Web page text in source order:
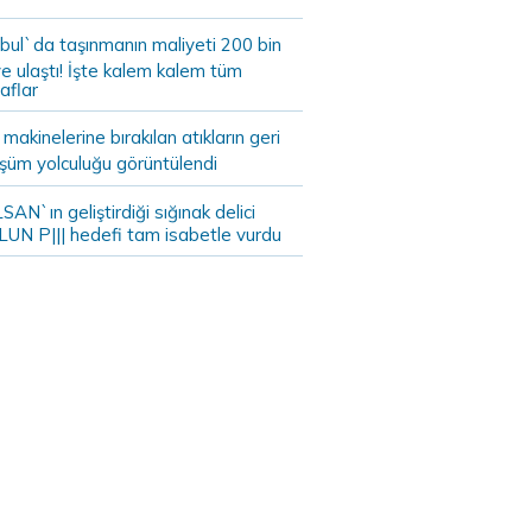
taşınmanın maliyeti 200 bin
ulaştı! İşte kalem kalem tüm
bırakılan atıkların geri
yolculuğu görüntülendi
geliştirdiği sığınak delici
P||| hedefi tam isabetle vurdu